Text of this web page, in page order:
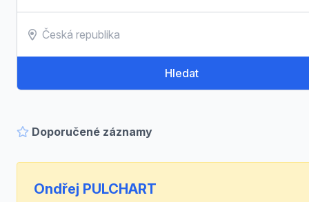
Hledat
Doporučené záznamy
Ondřej PULCHART